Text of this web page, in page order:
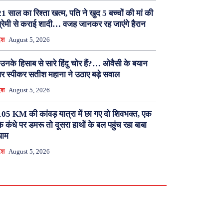
साल का रिश्ता खत्म, पति ने खुद 5 बच्चों की मां की
से कराई शादी… वजह जानकर रह जाएंगे हैरान
August 5, 2026
हिसाब से सारे हिंदु चोर हैं?… ओवैसी के बयान
स्पीकर सतीश महाना ने उठाए बड़े सवाल
August 5, 2026
KM की कांवड़ यात्रा में छा गए दो शिवभक्त, एक
कंधे पर डमरू तो दूसरा हाथों के बल पहुंच रहा बाबा
August 5, 2026